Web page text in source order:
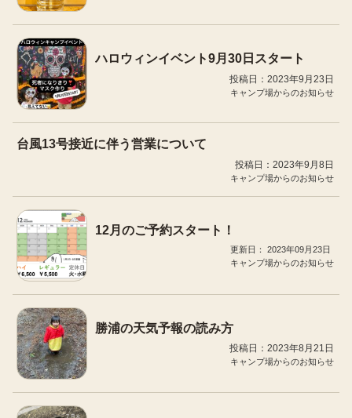
ハロウィンイベント9月30日スタート
投稿日：2023年9月23日
キャンプ場からのお知らせ
台風13号接近に伴う営業について
投稿日：2023年9月8日
キャンプ場からのお知らせ
12月のご予約スタート！
2023年09月23日
キャンプ場からのお知らせ
勝浦の天気予報の読み方
投稿日：2023年8月21日
キャンプ場からのお知らせ